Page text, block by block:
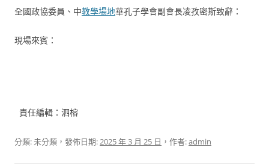
全國政協委員、中教學場地華孔子學會副會長凌孜密斯致辭：
現場來賓：
責任編輯：泗榕
分類: 未分類，發佈日期:2025 年 3 月 25 日 ，作者:admin